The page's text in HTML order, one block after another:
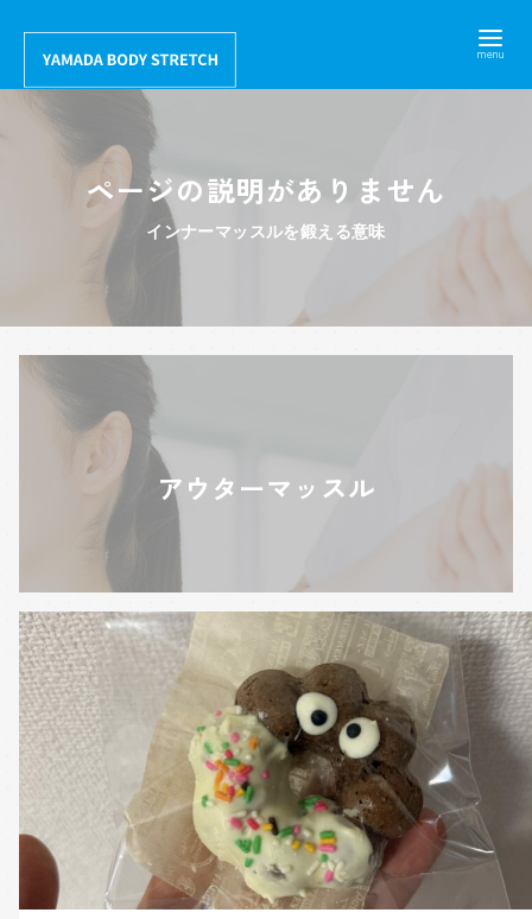
テ
ページの説明がありません
インナーマッスルを鍛える意味
アウターマッスル